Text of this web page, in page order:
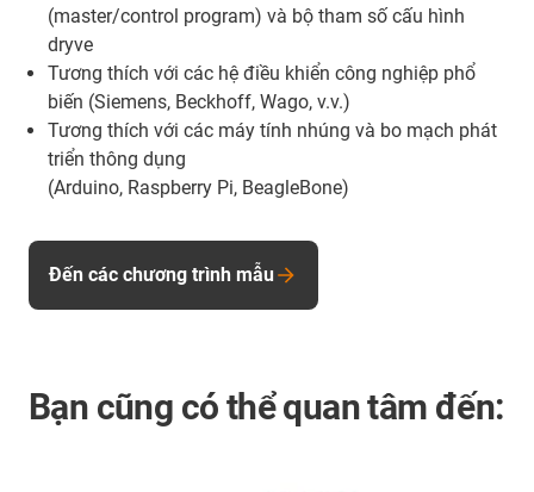
(master/control program) và bộ tham số cấu hình
dryve
Tương thích với các hệ điều khiển công nghiệp phổ
biến (Siemens, Beckhoff, Wago, v.v.)
Tương thích với các máy tính nhúng và bo mạch phát
triển thông dụng
(Arduino, Raspberry Pi, BeagleBone)
Đến các chương trình mẫu
Bạn cũng có thể quan tâm đến: